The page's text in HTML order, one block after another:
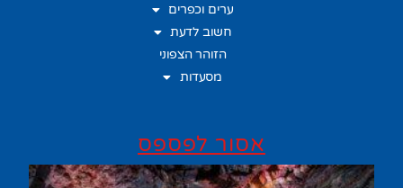
ערים וכפרים
חשוב לדעת
הזוהר הצפוני
מסעדות
אסור לפספס